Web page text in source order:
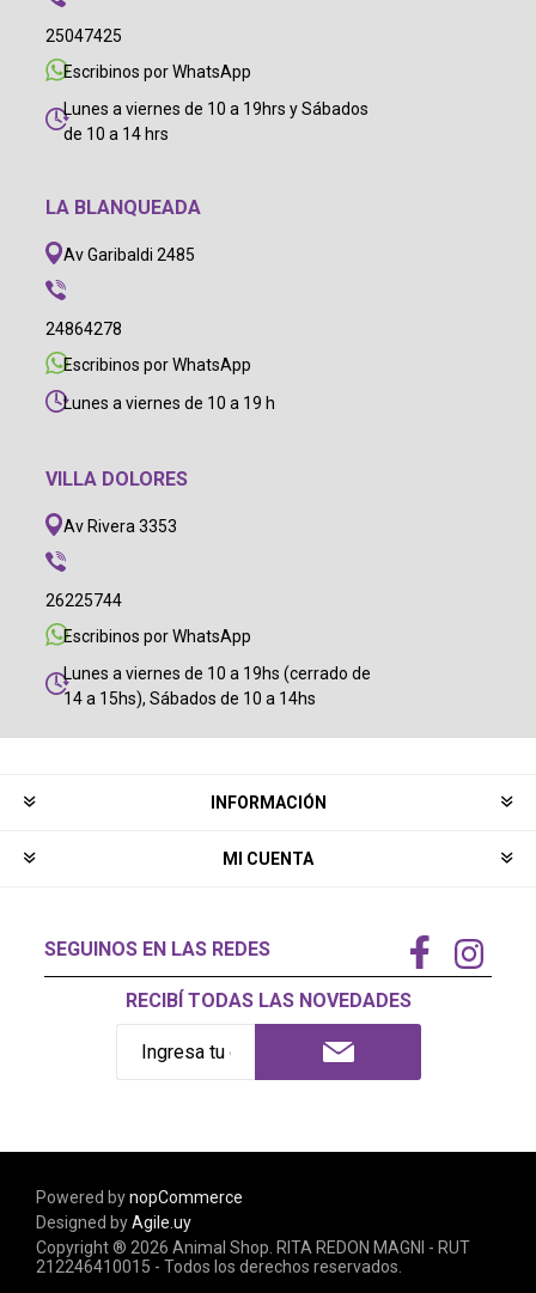
25047425
Escribinos por WhatsApp
Lunes a viernes de 10 a 19hrs y Sábados
de 10 a 14 hrs
LA BLANQUEADA
Av Garibaldi 2485
24864278
Escribinos por WhatsApp
Lunes a viernes de 10 a 19 h
VILLA DOLORES
Av Rivera 3353
26225744
Escribinos por WhatsApp
Lunes a viernes de 10 a 19hs (cerrado de
14 a 15hs), Sábados de 10 a 14hs
INFORMACIÓN
MI CUENTA
SEGUINOS EN LAS REDES
RECIBÍ TODAS LAS NOVEDADES
Powered bynopCommerce
Designed byAgile.uy
Copyright ® 2026 Animal Shop. RITA REDON MAGNI - RUT
212246410015 - Todos los derechos reservados.